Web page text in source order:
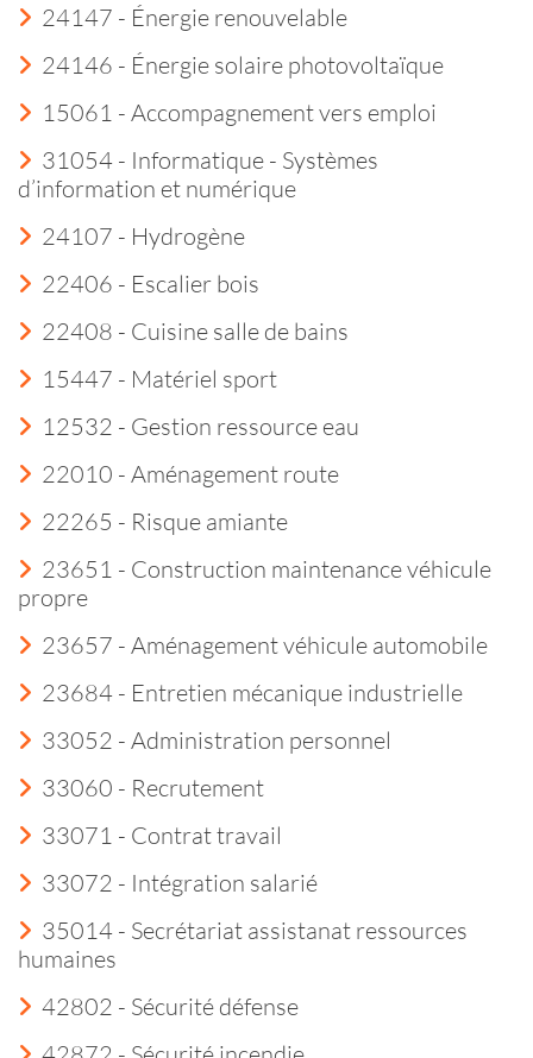
24147 - Énergie renouvelable
24146 - Énergie solaire photovoltaïque
15061 - Accompagnement vers emploi
31054 - Informatique - Systèmes
d’information et numérique
24107 - Hydrogène
22406 - Escalier bois
22408 - Cuisine salle de bains
15447 - Matériel sport
12532 - Gestion ressource eau
22010 - Aménagement route
22265 - Risque amiante
23651 - Construction maintenance véhicule
propre
23657 - Aménagement véhicule automobile
23684 - Entretien mécanique industrielle
33052 - Administration personnel
33060 - Recrutement
33071 - Contrat travail
33072 - Intégration salarié
35014 - Secrétariat assistanat ressources
humaines
42802 - Sécurité défense